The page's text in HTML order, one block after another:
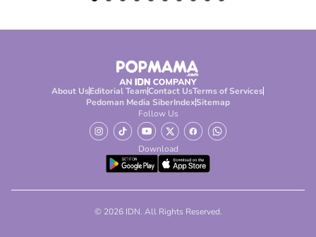
About UsEditorial TeamContact UsTerms of Services
Pedoman Media SiberIndexSitemap
Follow Us
Download
© 2026 IDN. All Rights Reserved.